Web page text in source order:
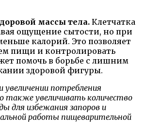
массы тела. Клетчатка
ощущение сытости, но при
калорий. Это позволяет
пищи и контролировать
помочь в борьбе с лишним
здоровой фигуры.
потребления
также увеличивать количество
для избежания запоров и
работы пищеварительной